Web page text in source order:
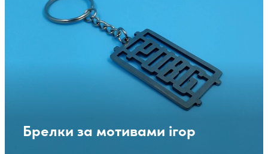
Брелки за мотивами ігор